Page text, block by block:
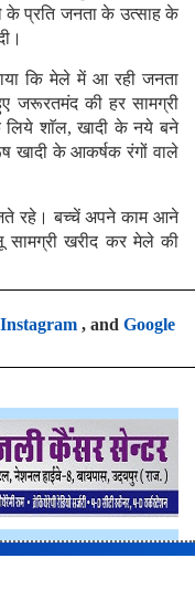
के प्रति जनता के उत्साह के
कि मेले में आ रही जनता
जरूरतमंद की हर सामग्री
लिये शाॅल, खादी के नये बने
खादी के आकर्षक रंगों वाले
रहे। बच्चें अपने काम आने
सामग्री खरीद कर मेले की
Instagram, and Google